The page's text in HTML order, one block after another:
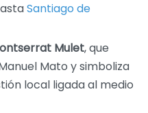
Santiago de
Mulet, que
Mato y simboliza
local ligada al medio